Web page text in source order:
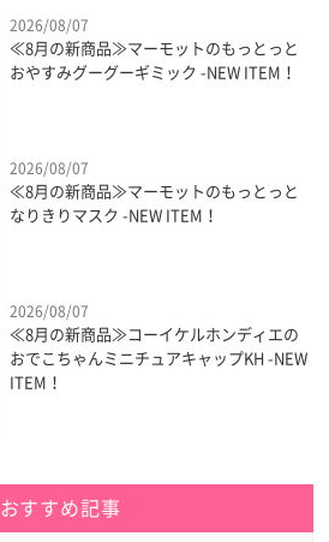
2026/08/07
≪8月の新商品≫マーモットのもっとっと
おやすみグーグーギミック -NEW ITEM！
2026/08/07
≪8月の新商品≫マーモットのもっとっと
なりきりマスク -NEW ITEM！
2026/08/07
≪8月の新商品≫コーイケルホンディエの
おでこちゃんミニチュアキャップKH -NEW
ITEM！
おすすめ記事